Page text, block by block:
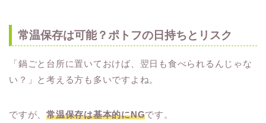
常温保存は可能？ポトフの日持ちとリスク
「鍋ごと台所に置いておけば、翌日も食べられるんじゃな
い？」と考える方も多いですよね。
ですが、常温保存は基本的にNGです。